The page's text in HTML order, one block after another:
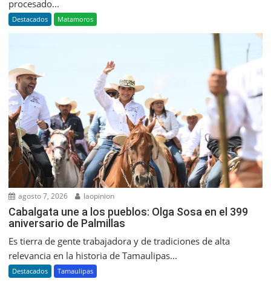
procesado...
Destacados Matamoros
agosto 7, 2026 laopinion
Cabalgata une a los pueblos: Olga Sosa en el 399
aniversario de Palmillas
Es tierra de gente trabajadora y de tradiciones de alta
relevancia en la historia de Tamaulipas...
Destacados Tamaulipas